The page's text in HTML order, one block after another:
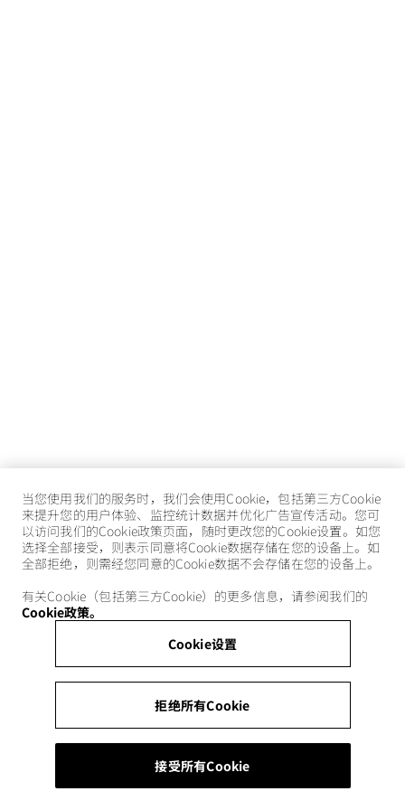
当您使用我们的服务时，我们会使用Cookie，包括第三方Cookie
来提升您的用户体验、监控统计数据并优化广告宣传活动。您可
以访问我们的Cookie政策页面，随时更改您的Cookie设置。如您
选择全部接受，则表示同意将Cookie数据存储在您的设备上。如
全部拒绝，则需经您同意的Cookie数据不会存储在您的设备上。
有关Cookie（包括第三方Cookie）的更多信息，请参阅我们的
Cookie政策。
Cookie设置
拒绝所有Cookie
接受所有Cookie